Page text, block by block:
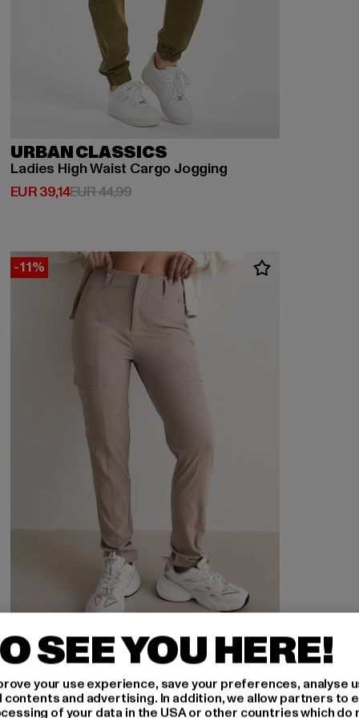
URBAN CLASSICS
Ladies High Waist Cargo Jogging
EUR 39,14
Derzeitiger Preis: EUR 39,14
EUR 44,99Aktionspreis: EUR 44,99
-11%
AIMN
Straight Leg
EUR 106,79
Derzeitiger Preis: EUR 106,79
EUR 119,99Aktionspreis: EUR 119,99
SEE YOU HERE!
your use experience, save your preferences, analyse
and advertising. In addition, we allow partners to
of your data in the USA or other countries which do